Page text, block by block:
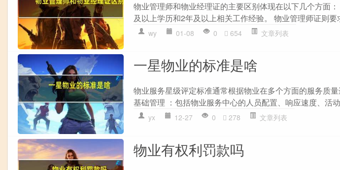
物业管理师和物业经理证的主要区别体现在以下几个方面
及以上学历和2年及以上相关工作经验。 物业管理师证则要
wy 01-08 0 654 文章列表
一星物业的标准是啥
物业服务星级评定标准通常根据物业在多个方面的服务质
基础管理 ：包括物业服务中心的人员配置、响应速度、活
yx 12-27 0 278 文章列表
物业有权利罚款吗